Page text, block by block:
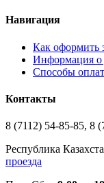
Навигация
Как оформить
Информация о
Способы
Контакты
8 (7112) 54-85-85, 8
Республика
проезда